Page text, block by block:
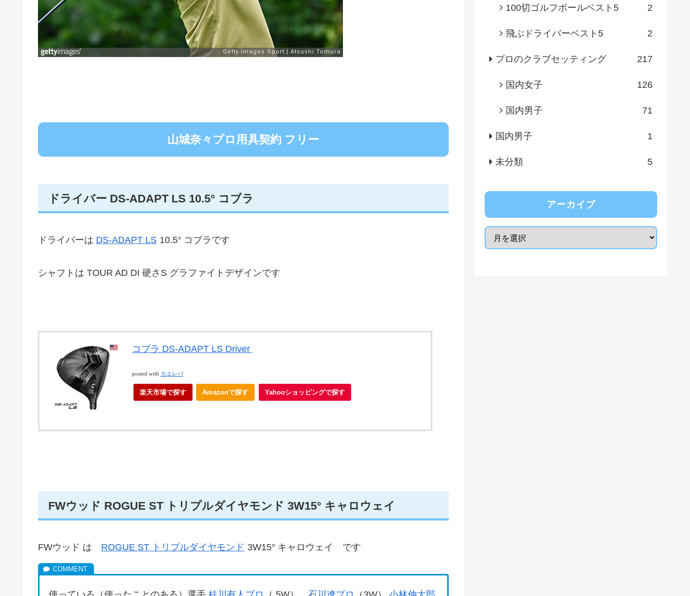
山城奈々プロ用具契約 フリー
ドライバー DS-ADAPT LS 10.5° コブラ
ドライバーは DS-ADAPT LS 10.5° コブラです
シャフトは TOUR AD DI 硬さS グラファイトデザインです
コブラ DS-ADAPT LS Driver
posted with カエレバ
楽天市場で探す Amazonで探す Yahooショッピングで探す
FWウッド ROGUE ST トリプルダイヤモンド 3W15° キャロウェイ
FWウッド は ROGUE ST トリプルダイヤモンド 3W15° キャロウェイ です
100切ゴルフボールベスト5 2
飛ぶドライバーベスト5 2
プロのクラブセッティング 217
国内女子 126
国内男子 71
国内男子 1
未分類 5
アーカイブ